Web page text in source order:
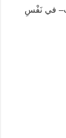
في نَفْسِ